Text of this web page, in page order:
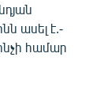
ասել է.-
համար